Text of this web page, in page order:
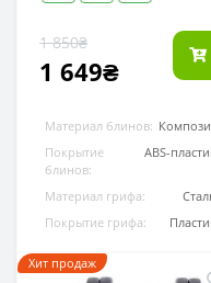
1 850₴
1 649₴
Материал блинов:
Покрытие
блинов:
ABS-
Материал грифа:
Покрытие грифа:
Хит продаж